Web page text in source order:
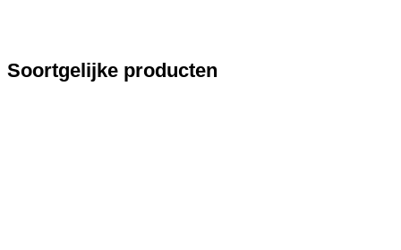
Soortgelijke producten